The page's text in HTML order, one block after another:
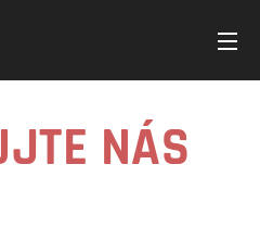
NÁS